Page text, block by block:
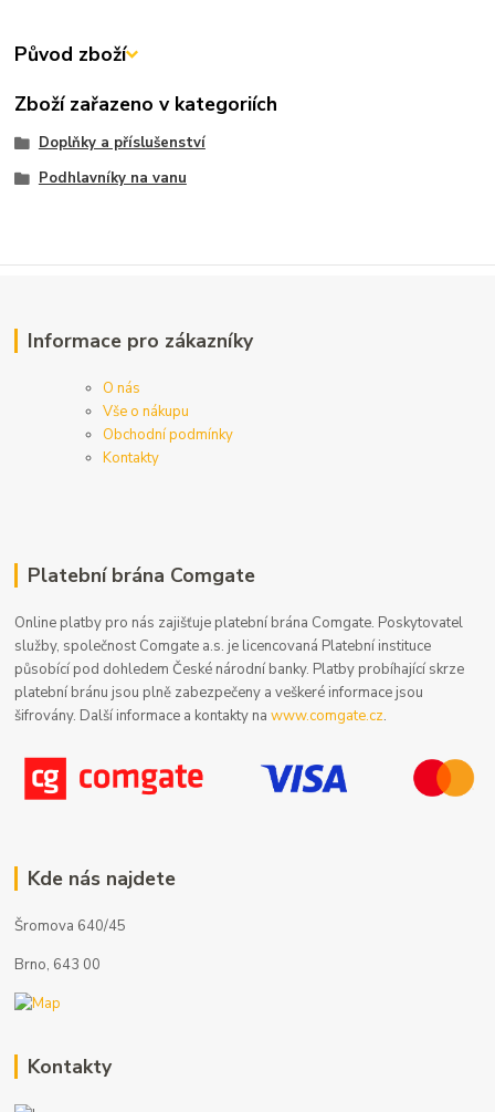
Původ zboží
Zboží zařazeno v kategoriích
Doplňky a příslušenství
Podhlavníky na vanu
Informace pro zákazníky
O nás
Vše o nákupu
Obchodní podmínky
Kontakty
Platební brána Comgate
Online platby pro nás zajišťuje platební brána Comgate. Poskytovatel
služby, společnost Comgate a.s. je licencovaná Platební instituce
působící pod dohledem České národní banky. Platby probíhající skrze
platební bránu jsou plně zabezpečeny a veškeré informace jsou
šifrovány. Další informace a kontakty nawww.comgate.cz.
Kde nás najdete
Šromova 640/45
Brno, 643 00
Kontakty